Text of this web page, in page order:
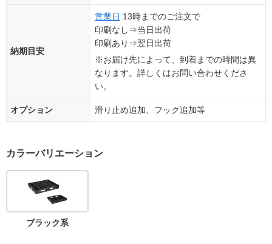
納期目安
営業日 13時までのご注文で
印刷なし⇒当日出荷
印刷あり⇒翌日出荷
※お届け先によって、到着までの時間は異
なります。詳しくはお問い合わせくださ
い。
オプション 滑り止め追加、フック追加等
カラーバリエーション
ブラック系